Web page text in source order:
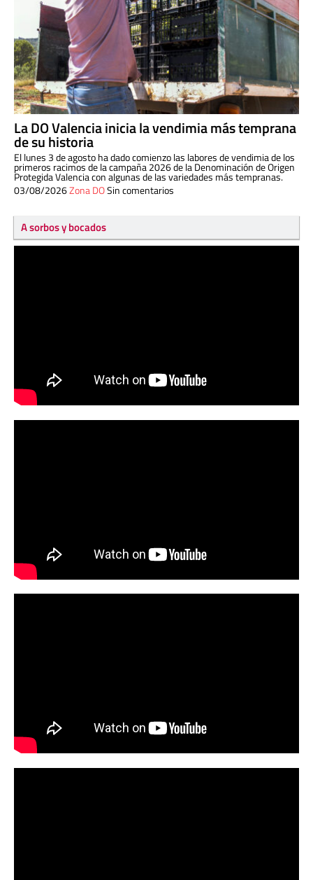
La DO Valencia inicia la vendimia más temprana
de su historia
El lunes 3 de agosto ha dado comienzo las labores de vendimia de los
primeros racimos de la campaña 2026 de la Denominación de Origen
Protegida Valencia con algunas de las variedades más tempranas.
03/08/2026Zona DOSin comentarios
A sorbos y bocados